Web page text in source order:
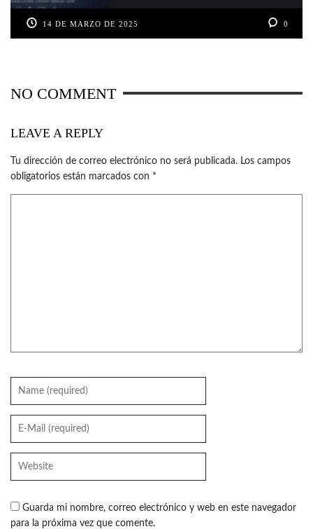
14 DE MARZO DE 2025 0
NO COMMENT
LEAVE A REPLY
Tu dirección de correo electrónico no será publicada. Los campos
obligatorios están marcados con *
Guarda mi nombre, correo electrónico y web en este navegador
para la próxima vez que comente.